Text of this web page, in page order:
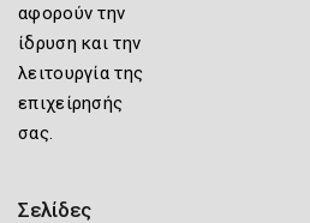
αφορούν την
ίδρυση και την
λειτουργία της
επιχείρησής
σας.
Σελίδες